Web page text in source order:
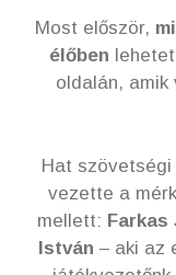
Most először,
élőben
oldalán, amik
Hat
vezette a
mellett: Farkas
István – aki az